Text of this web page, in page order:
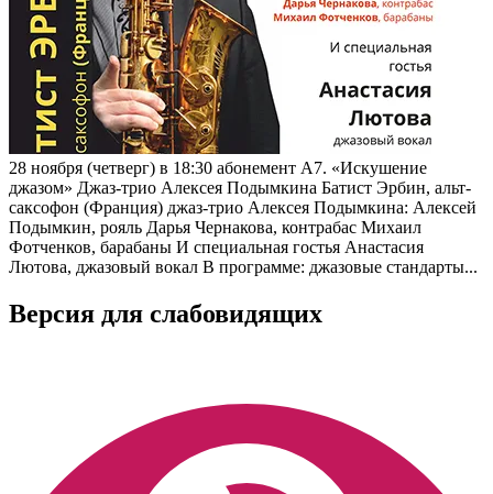
28 ноября (четверг) в 18:30 абонемент А7. «Искушение
джазом» Джаз-трио Алексея Подымкина Батист Эрбин, альт-
саксофон (Франция) джаз-трио Алексея Подымкина: Алексей
Подымкин, рояль Дарья Чернакова, контрабас Михаил
Фотченков, барабаны И специальная гостья Анастасия
Лютова, джазовый вокал В программе: джазовые стандарты...
Версия для слабовидящих